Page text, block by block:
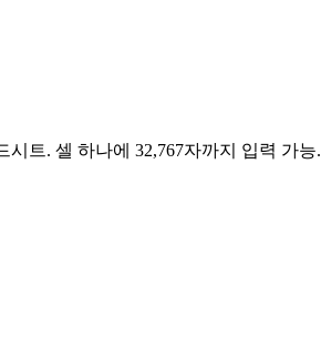
시트. 셀 하나에 32,767자까지 입력 가능.